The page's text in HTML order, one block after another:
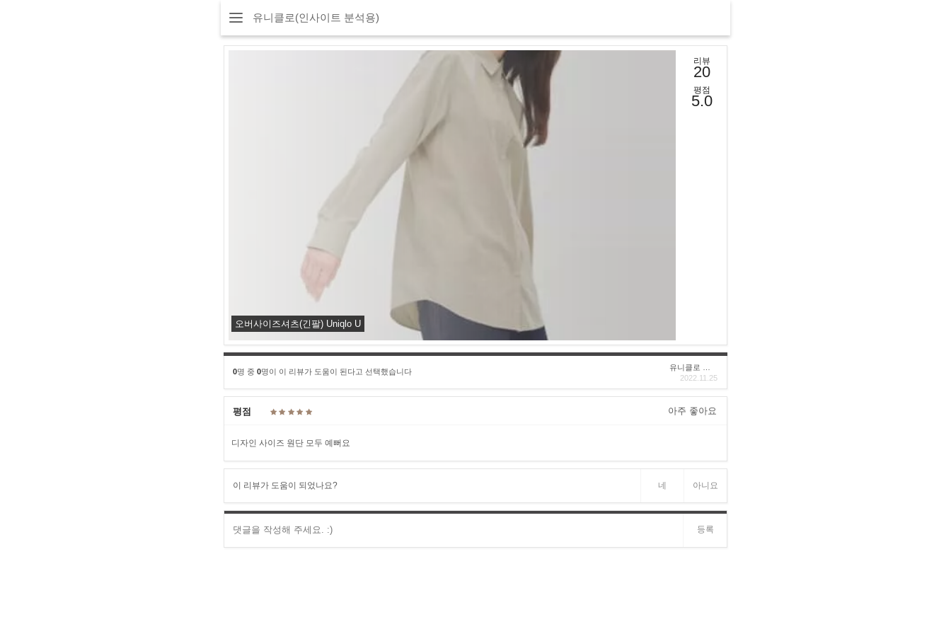
유니클로(인사이트 분석용)
오버사이즈셔츠(긴팔) Uniqlo U
리뷰
20
평점
5.0
0명 중 0명이 이 리뷰가 도움이 된다고 선택했습니다
2022.11.25
평점 아주 좋아요
디자인 사이즈 원단 모두 예뻐요
이 리뷰가 도움이 되었나요? 네 아니요
등록